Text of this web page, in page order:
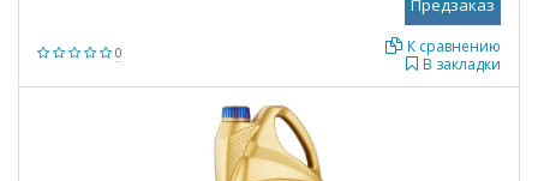
0
В закладки
К сравнению